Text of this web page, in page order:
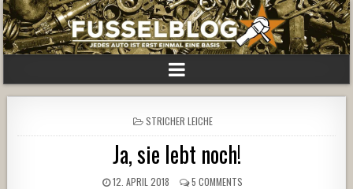
POSTED
IN
STRICHER LEICHE
Ja, sie lebt noch!
12. APRIL 2018 5 COMMENTS